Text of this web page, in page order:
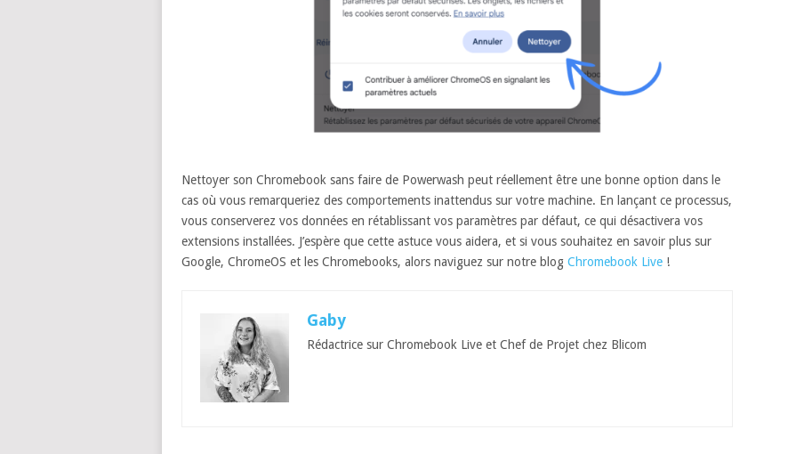
Nettoyer son Chromebook sans faire de Powerwash peut réellement être une bonne option dans le
cas où vous remarqueriez des comportements inattendus sur votre machine. En lançant ce processus,
vous conserverez vos données en rétablissant vos paramètres par défaut, ce qui désactivera vos
extensions installées. J’espère que cette astuce vous aidera, et si vous souhaitez en savoir plus sur
Google, ChromeOS et les Chromebooks, alors naviguez sur notre blog Chromebook Live!
Gaby
Rédactrice sur Chromebook Live et Chef de Projet chez Blicom